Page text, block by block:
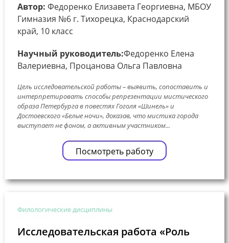
Автор: Федоренко Елизавета Георгиевна, МБОУ
Гимназия №6 г. Тихорецка, Краснодарский
край, 10 класс
Научный руководитель:Федоренко Елена
Валериевна, Процанова Ольга Павловна
Цель исследовательской работы – выявить, сопоставить и
интерпретировать способы репрезентации мистического
образа Петербурга в повестях Гоголя «Шинель» и
Достоевского «Белые ночи», доказав, что мистика города
выступает не фоном, а активным участником...
Посмотреть работу
Филологические дисциплины
Исследовательская работа «Роль